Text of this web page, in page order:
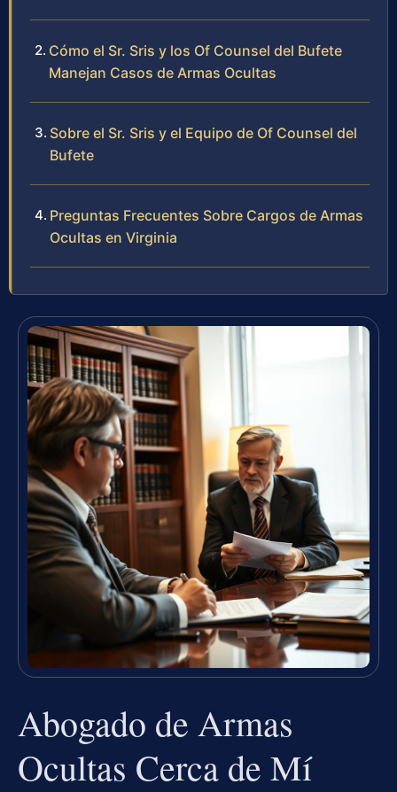
Cómo el Sr. Sris y los Of Counsel del Bufete
Manejan Casos de Armas Ocultas
Sobre el Sr. Sris y el Equipo de Of Counsel del
Bufete
Preguntas Frecuentes Sobre Cargos de Armas
Ocultas en Virginia
Abogado de Armas
Ocultas Cerca de Mí